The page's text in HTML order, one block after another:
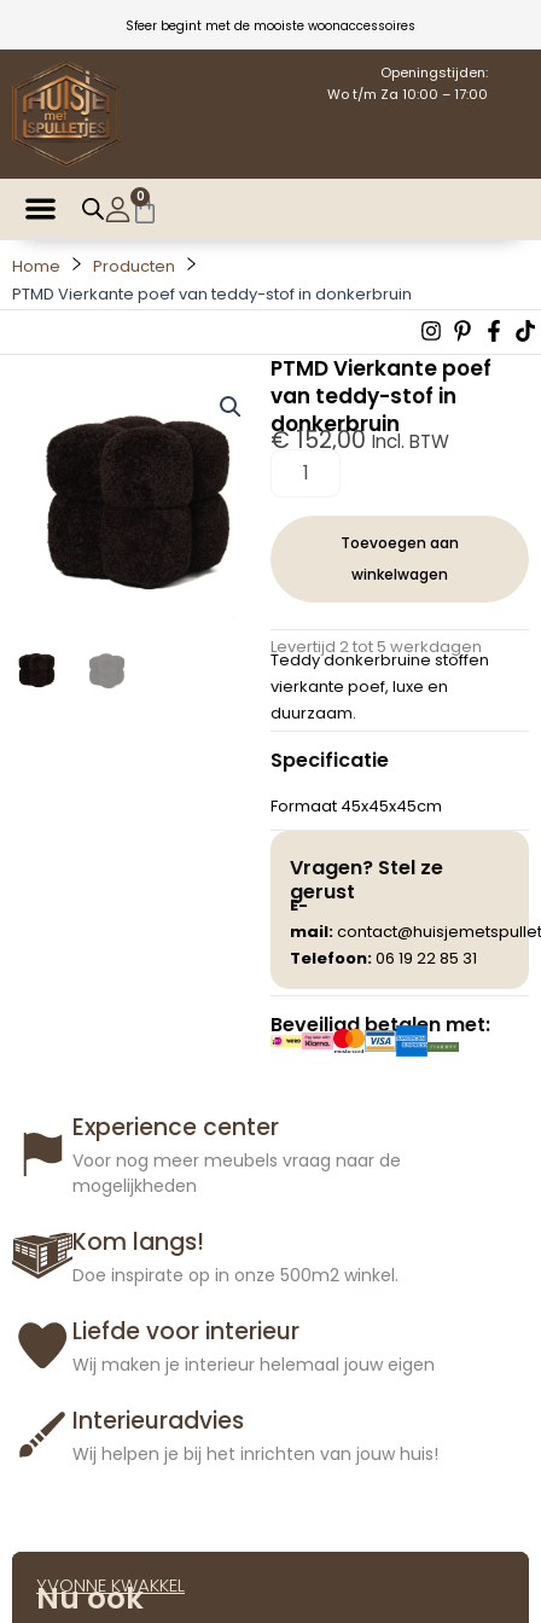
inhoud
Sfeer begint met de mooiste woonaccessoires
Openingstijden:
Wo t/m Za 10:00 – 17:00
0
Winkelwagen
Home
Producten
PTMD Vierkante poef van teddy-stof in donkerbruin
Instagram
p f
PTMD Vierkante poef
van teddy-stof in
donkerbruin
€152,00 Incl. BTW
PTMD
Vierkante
poef
van
teddy-
stof
aantal
Toevoegen aan
winkelwagen
Levertijd 2 tot 5 werkdagen
Teddy donkerbruine stoffen
vierkante poef, luxe en
duurzaam.
Specificatie
Formaat 45x45x45cm
Vragen? Stel ze
gerust
E-
mail:
Telefoon:06 19 22 85 31
Beveiligd betalen met:
Experience center
Voor nog meer meubels vraag naar de
mogelijkheden
Kom langs!
Doe inspirate op in onze 500m2 winkel.
Liefde voor interieur
Wij maken je interieur helemaal jouw eigen
Interieuradvies
Wij helpen je bij het inrichten van jouw huis!
YVONNE KWAKKEL
Nu ook